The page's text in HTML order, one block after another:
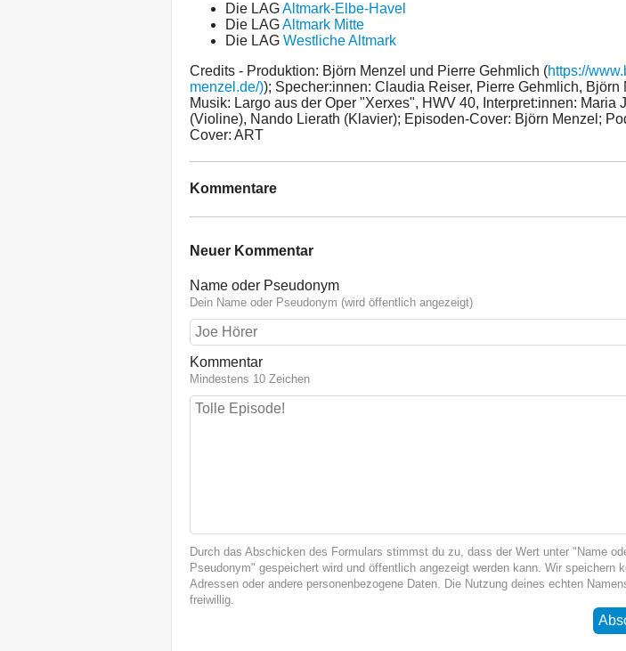
Die LAGAltmark-Elbe-Havel
Die LAGAltmark Mitte
Die LAG Westliche Altmark
Credits - Produktion: Björn Menzel und Pierre Gehmlich (https://
menzel.de/)); Specher:innen: Claudia Reiser, Pierre Gehmlich, Björn
Musik: Largo aus der Oper "Xerxes", HWV 40, Interpret:innen: Maria
(Violine), Nando Lierath (Klavier); Episoden-Cover: Björn Menzel;
Cover: ART
Kommentare
Neuer Kommentar
Name oder Pseudonym
Dein Name oder Pseudonym (wird öffentlich angezeigt)
Kommentar
Mindestens 10 Zeichen
Durch das Abschicken des Formulars stimmst du zu, dass der Wert unter "Name
Pseudonym" gespeichert wird und öffentlich angezeigt werden kann. Wir speichern
Adressen oder andere personenbezogene Daten. Die Nutzung deines echten
freiwillig.